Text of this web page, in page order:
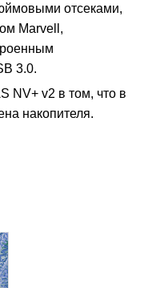
отсеками,
Marvell,
3.0.
NV+ v2 в том, что в
накопителя.